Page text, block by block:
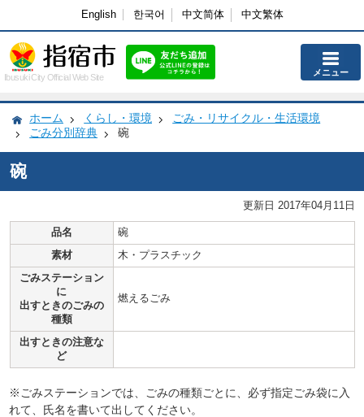
English 한국어 中文简体 中文繁体
Ibusuki City Official Web Site メニュー
ホーム くらし・環境
ごみ・リサイクル・生活環境
ごみ分別辞典
碗
碗
更新日 2017年04月11日
品名
碗
素材
木・プラスチック
ごみステーション
に
出すときのごみの
種類
燃えるごみ
出すときの注意な
ど
※ごみステーションでは、ごみの種類ごとに、必ず指定ごみ袋に入
れて、氏名を書いて出してください。